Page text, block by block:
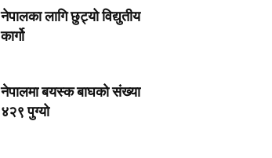
नेपालका लागि छुट्यो विद्युतीय
कार्गो
नेपालमा बयस्क बाघको संख्या
४२९ पुग्यो